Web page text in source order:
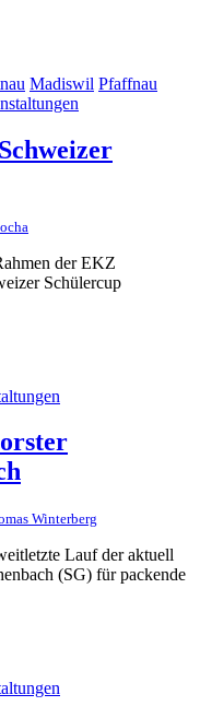
Madiswil Pfaffnau
der EKZ
Schülercup
Winterberg
Lauf der aktuell
(SG) für packende